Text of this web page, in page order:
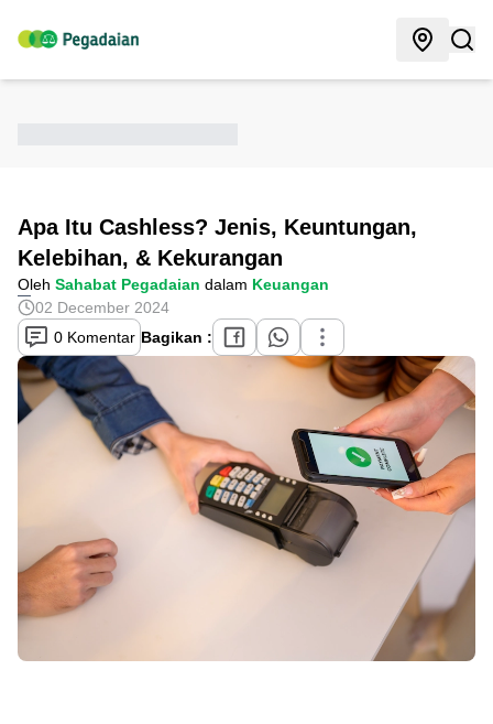
Apa Itu Cashless? Jenis, Keuntungan,
Kelebihan, & Kekurangan
Oleh Sahabat Pegadaian dalam Keuangan
02 December 2024
0 Komentar Bagikan :